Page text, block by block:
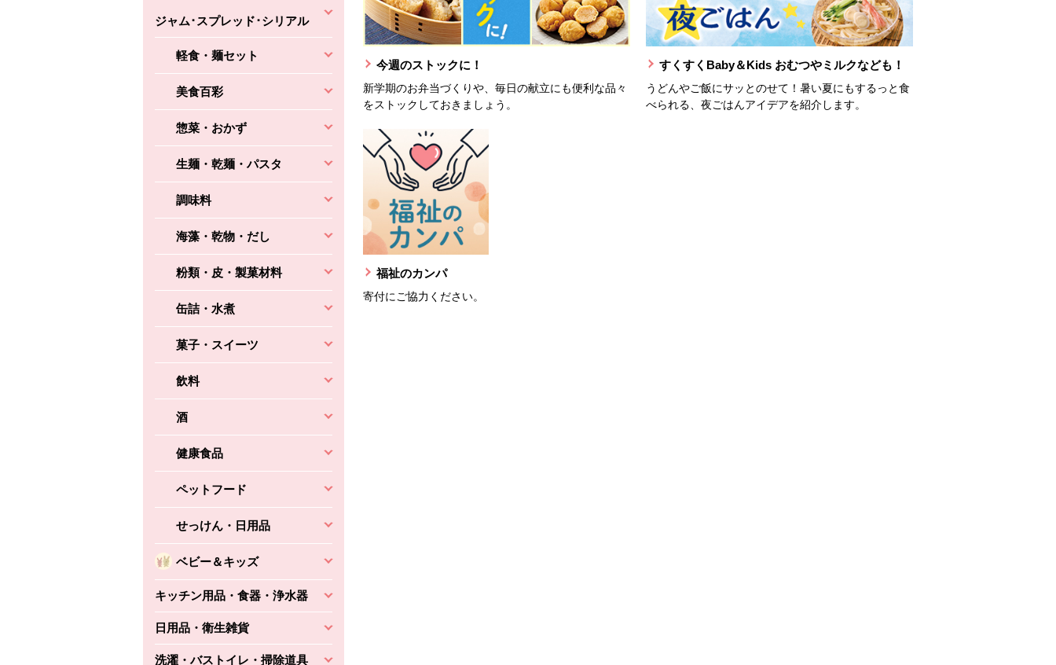
ジャム･スプレッド･シリアル
軽食・麺セット
美食百彩
惣菜・おかず
生麺・乾麺・パスタ
調味料
海藻・乾物・だし
粉類・皮・製菓材料
缶詰・水煮
菓子・スイーツ
飲料
酒
健康食品
ペットフード
せっけん・日用品
ベビー＆キッズ
キッチン用品・食器・浄水器
日用品・衛生雑貨
洗濯・バストイレ・掃除道具
今週のストックに！
新学期のお弁当づくりや、毎日の献立にも便利な品々
をストックしておきましょう。
すくすくBaby＆Kids おむつやミルクなども！
うどんやご飯にサッとのせて！暑い夏にもするっと食
べられる、夜ごはんアイデアを紹介します。
福祉のカンパ
寄付にご協力ください。